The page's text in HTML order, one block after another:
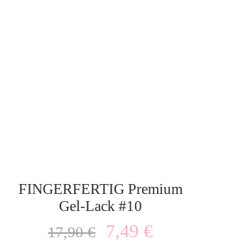
FINGERFERTIG Premium
Gel-Lack #10
17,90€ 7,49€